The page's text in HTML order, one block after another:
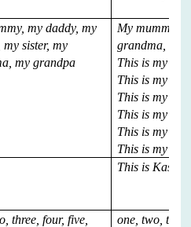
my daddy, my
my sister, my
my grandpa
My mummy,
grandma, my
This is my
This is my
This is my
This is my
This is my
This is my
This is Kasia.
three, four, five,
one, two,